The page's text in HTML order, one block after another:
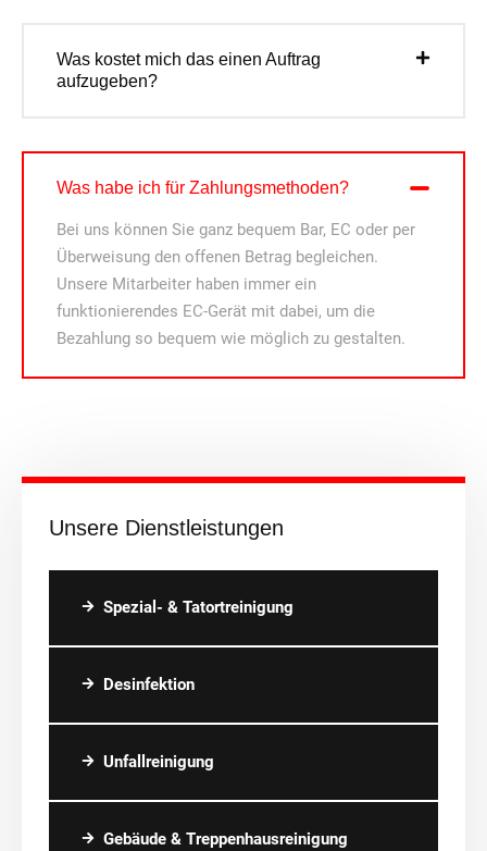
Unsere Dienstleistungen
Spezial- & Tatortreinigung
Desinfektion
Unfallreinigung
Gebäude & Treppenhausreinigung
Was kostet mich das einen Auftrag
aufzugeben?
Was habe ich für Zahlungsmethoden?
Bei uns können Sie ganz bequem Bar, EC oder per
Überweisung den offenen Betrag begleichen.
Unsere Mitarbeiter haben immer ein
funktionierendes EC-Gerät mit dabei, um die
Bezahlung so bequem wie möglich zu gestalten.